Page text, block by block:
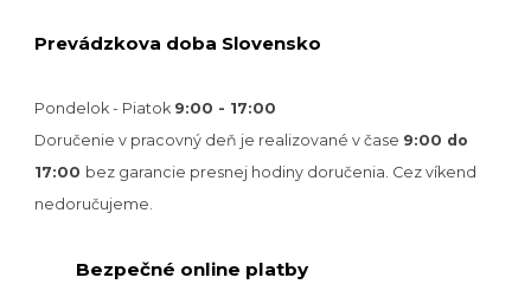
Prevádzkova doba Slovensko
Pondelok - Piatok 9:00 - 17:00
Doručenie v pracovný deň je realizované v čase 9:00 do
17:00 bez garancie presnej hodiny doručenia. Cez víkend
nedoručujeme.
Bezpečné online platby